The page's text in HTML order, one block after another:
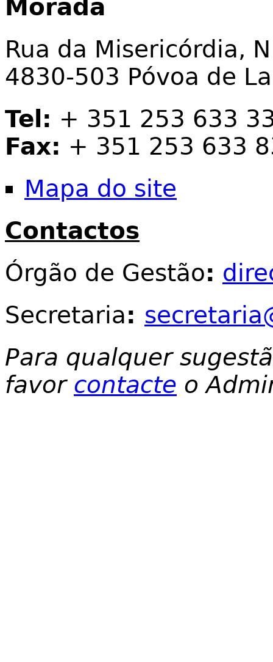
Morada
Rua da Misericórdia,
4830-503 Póvoa de
Tel: + 351 253 633
Fax: + 351 253 633
Mapa do site
Contactos
Órgão de Gestão:
Secretaria:
Para qualquer
favor contacte o